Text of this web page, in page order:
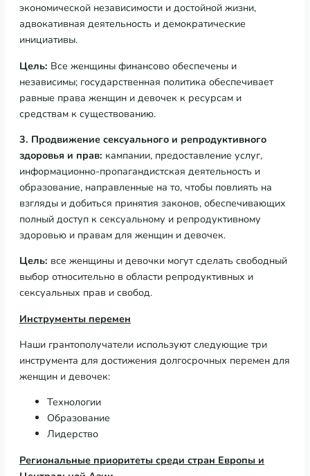
экономической независимости и достойной жизни,
адвокативная деятельность и демократические
инициативы.
Цель: Все женщины финансово обеспечены и
независимы; государственная политика обеспечивает
равные права женщин и девочек к ресурсам и
средствам к существованию.
3. Продвижение сексуального и репродуктивного
здоровья и прав: кампании, предоставление услуг,
информационно-пропагандистская деятельность и
образование, направленные на то, чтобы повлиять на
взгляды и добиться принятия законов, обеспечивающих
полный доступ к сексуальному и репродуктивному
здоровью и правам для женщин и девочек.
Цель: все женщины и девочки могут сделать свободный
выбор относительно в области репродуктивных и
сексуальных прав и свобод.
Инструменты перемен
Наши грантополучатели используют следующие три
инструмента для достижения долгосрочных перемен для
женщин и девочек:
Технологии
Образование
Лидерство
Региональные приоритеты среди стран Европы и